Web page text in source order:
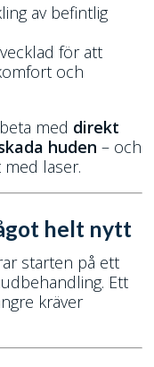
av befintlig
för att
och
med direkt
huden – och
laser.
helt nytt
starten på ett
Ett
kräver